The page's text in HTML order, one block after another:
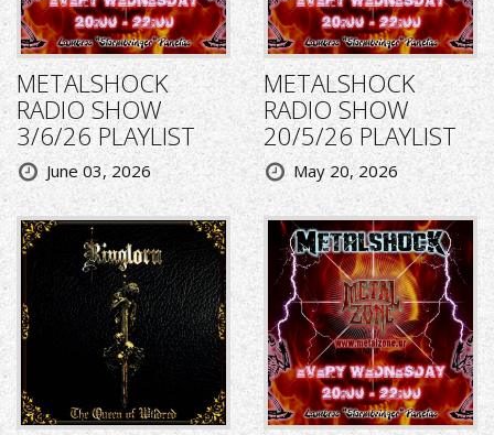
METALSHOCK
RADIO SHOW
3/6/26 PLAYLIST
June 03, 2026
METALSHOCK
RADIO SHOW
20/5/26 PLAYLIST
May 20, 2026